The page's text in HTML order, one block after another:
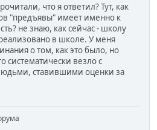
что я ответил? Тут, как
"предъявы" имеет именно к
не знаю, как сейчас - школу
в школе. У меня
о том, как это было, но
систематически везло с
ставившими оценки за